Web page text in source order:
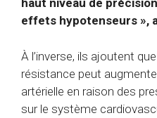
haut niveau de
effets hypotenseurs »,
À l’inverse, ils ajoutent
résistance peut
artérielle en raison des
sur le système